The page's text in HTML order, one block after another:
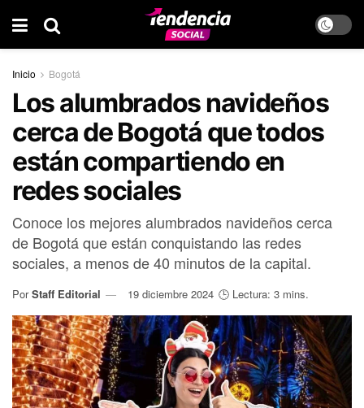
Inicio Bogotá
Los alumbrados navideños
cerca de Bogotá que todos
están compartiendo en
redes sociales
Conoce los mejores alumbrados navideños cerca
de Bogotá que están conquistando las redes
sociales, a menos de 40 minutos de la capital.
Por Staff Editorial 19 diciembre 2024 🕒 Lectura: 3 mins.